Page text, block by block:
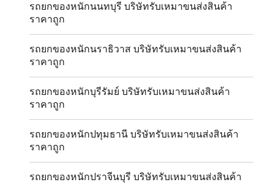
รถยกของหนักนนทบุรี บริษัทรับเหมาขนส่งสินค้า
ราคาถูก
รถยกของหนักนราธิวาส บริษัทรับเหมาขนส่งสินค้า
ราคาถูก
รถยกของหนักบุรีรัมย์ บริษัทรับเหมาขนส่งสินค้า
ราคาถูก
รถยกของหนักปทุมธานี บริษัทรับเหมาขนส่งสินค้า
ราคาถูก
รถยกของหนักปราจีนบุรี บริษัทรับเหมาขนส่งสินค้า